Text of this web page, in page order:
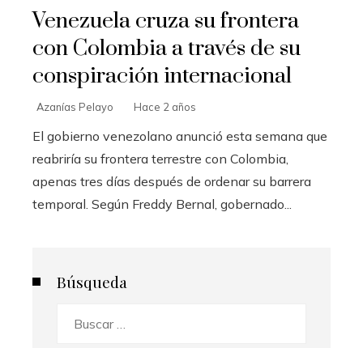
Venezuela cruza su frontera
con Colombia a través de su
conspiración internacional
Azanías Pelayo Hace 2 años
El gobierno venezolano anunció esta semana que
reabriría su frontera terrestre con Colombia,
apenas tres días después de ordenar su barrera
temporal. Según Freddy Bernal, gobernado...
Búsqueda